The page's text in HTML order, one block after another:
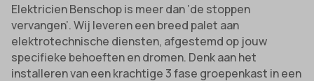
Elektricien Benschop is meer dan ‘de stoppen
vervangen’. Wij leveren een breed palet aan
elektrotechnische diensten, afgestemd op jouw
specifieke behoeften en dromen. Denk aan het
installeren van een krachtige 3 fase groepenkast in een